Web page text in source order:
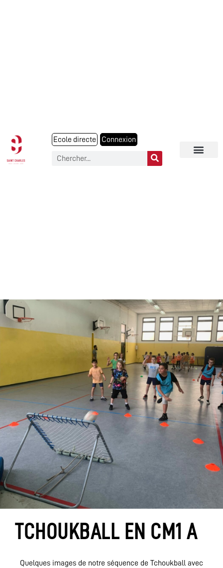
Ecole directe Connexion
TCHOUKBALL EN CM1 A
Quelques images de notre séquence de Tchoukball avec